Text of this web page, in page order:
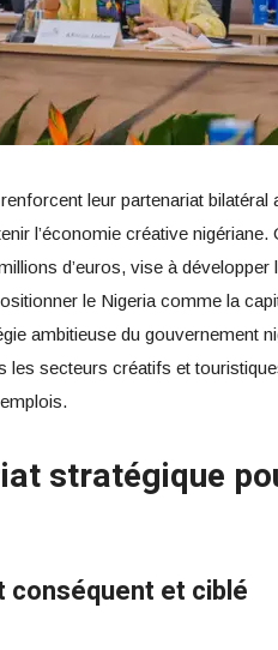
leur partenariat
l’économie créative
d’euros, vise à
le Nigeria comme la
ambitieuse du gouvernement
les secteurs créatifs et
stratégique
conséquent et ciblé